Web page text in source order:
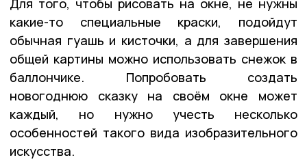
какие-то специальные краски, подойдут
обычная гуашь и кисточки, а для завершения
общей картины можно использовать снежок в
баллончике. Попробовать создать
новогоднюю сказку на своём окне может
каждый, но нужно учесть несколько
особенностей такого вида изобразительного
искусства.